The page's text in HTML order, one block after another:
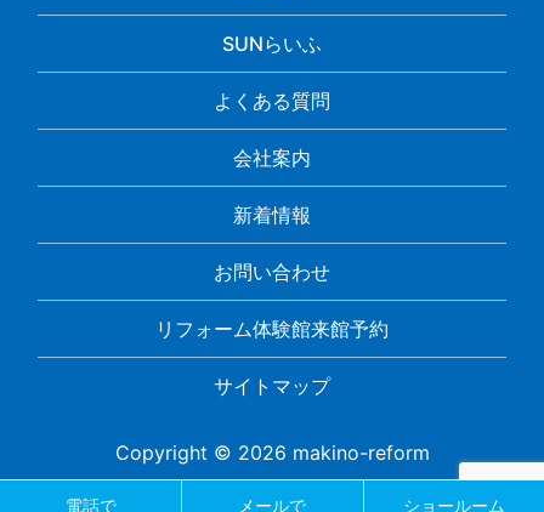
電話で メールで ショールーム
SUNらいふ
よくある質問
会社案内
新着情報
お問い合わせ
リフォーム体験館来館予約
サイトマップ
Copyright © 2026 makino-reform